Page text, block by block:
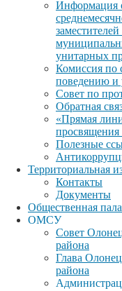
Информация
унитарных
Комиссия по
поведению и
Совет по
Обратная
«Прямая
просвящения
Полезные
Территориальная
Контакты
Документы
Общественная
ОМСУ
Совет
района
Глава
района